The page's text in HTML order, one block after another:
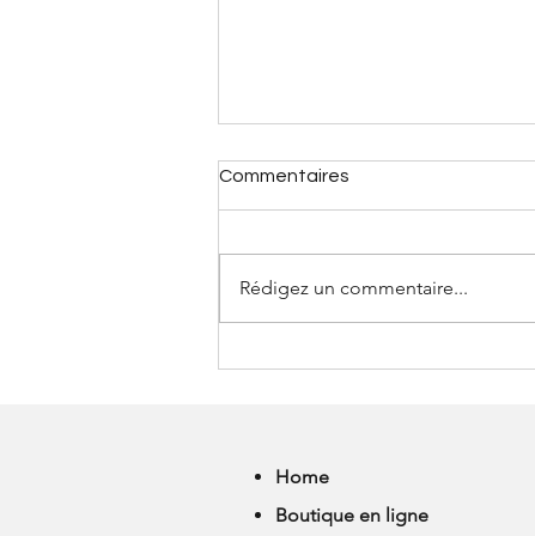
Commentaires
Rédigez un commentaire...
Home
Boutique en ligne